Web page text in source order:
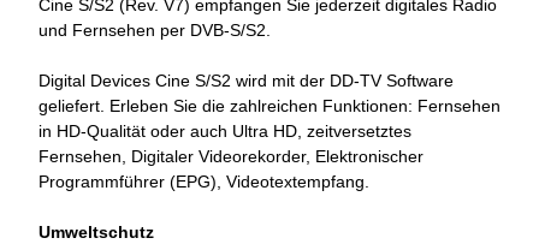
Cine S/S2 (Rev. V7) empfangen Sie jederzeit digitales Radio
und Fernsehen per DVB-S/S2.
Digital Devices Cine S/S2 wird mit der DD-TV Software
geliefert. Erleben Sie die zahlreichen Funktionen: Fernsehen
in HD-Qualität oder auch Ultra HD, zeitversetztes
Fernsehen, Digitaler Videorekorder, Elektronischer
Programmführer (EPG), Videotextempfang.
Umweltschutz